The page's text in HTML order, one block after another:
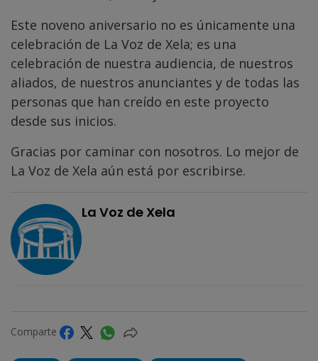
Este noveno aniversario no es únicamente una
celebración de La Voz de Xela; es una
celebración de nuestra audiencia, de nuestros
aliados, de nuestros anunciantes y de todas las
personas que han creído en este proyecto
desde sus inicios.
Gracias por caminar con nosotros. Lo mejor de
La Voz de Xela aún está por escribirse.
La Voz de Xela
Comparte